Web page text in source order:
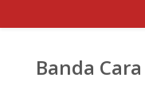
Banda